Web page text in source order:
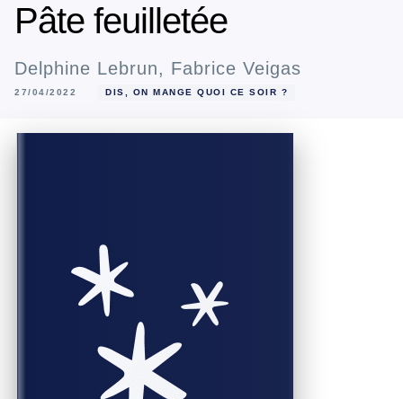
Pâte feuilletée
Delphine Lebrun, Fabrice Veigas
27/04/2022 DIS, ON MANGE QUOI CE SOIR ?